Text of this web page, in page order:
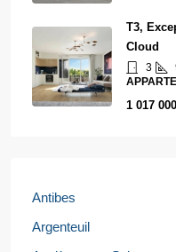
T3,
Cloud
3
1 017
Antibes
Argenteuil